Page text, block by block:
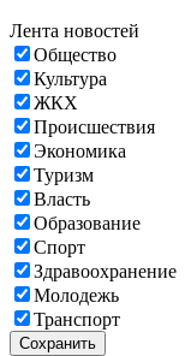
Лента новостей
Общество
Культура
ЖКХ
Происшествия
Экономика
Туризм
Власть
Образование
Спорт
Здравоохранение
Молодежь
Транспорт
Сохранить